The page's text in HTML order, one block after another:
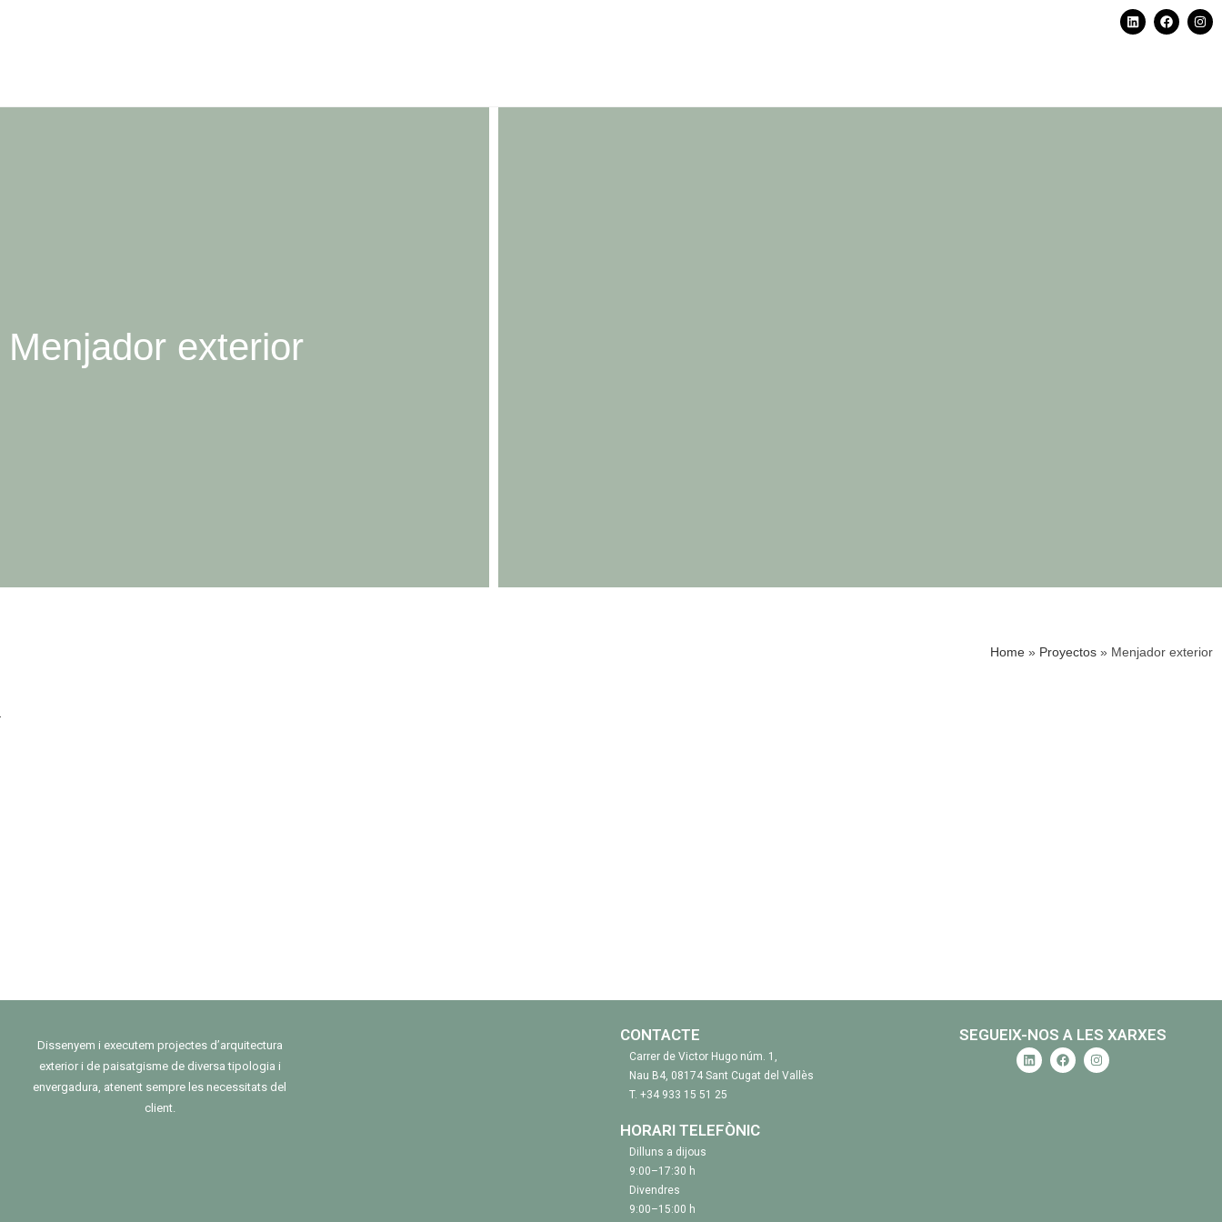
Menjador exterior
Home » Proyectos » Menjador exterior
Dissenyem i executem projectes d’arquitectura
exterior i de paisatgisme de diversa tipologia i
envergadura, atenent sempre les necessitats del
client.
CONTACTE
Carrer de Victor Hugo núm. 1,
Nau B4, 08174 Sant Cugat del Vallès
T. +34 933 15 51 25
HORARI TELEFÒNIC
Dilluns a dijous
9:00–17:30 h
Divendres
9:00–15:00 h
SEGUEIX-NOS A LES XARXES